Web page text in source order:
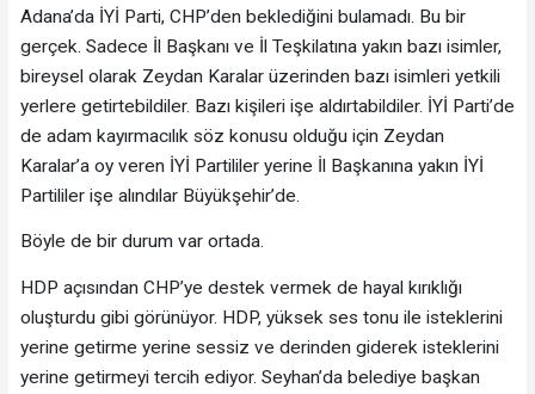
Adana’da İYİ Parti, CHP’den beklediğini bulamadı. Bu bir
gerçek. Sadece İl Başkanı ve İl Teşkilatına yakın bazı isimler,
bireysel olarak Zeydan Karalar üzerinden bazı isimleri yetkili
yerlere getirtebildiler. Bazı kişileri işe aldırtabildiler. İYİ Parti’de
de adam kayırmacılık söz konusu olduğu için Zeydan
Karalar’a oy veren İYİ Partililer yerine İl Başkanına yakın İYİ
Partililer işe alındılar Büyükşehir’de.
Böyle de bir durum var ortada.
HDP açısından CHP’ye destek vermek de hayal kırıklığı
oluşturdu gibi görünüyor. HDP, yüksek ses tonu ile isteklerini
yerine getirme yerine sessiz ve derinden giderek isteklerini
yerine getirmeyi tercih ediyor. Seyhan’da belediye başkan